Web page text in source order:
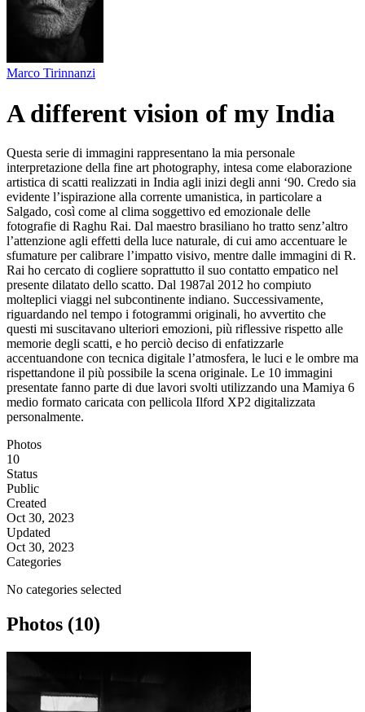
Marco Tirinnanzi
A different vision of my India
Questa serie di immagini rappresentano la mia personale
interpretazione della fine art photography, intesa come elaborazione
artistica di scatti realizzati in India agli inizi degli anni ‘90. Credo sia
evidente l’ispirazione alla corrente umanistica, in particolare a
Salgado, così come al clima soggettivo ed emozionale delle
fotografie di Raghu Rai. Dal maestro brasiliano ho tratto senz’altro
l’attenzione agli effetti della luce naturale, di cui amo accentuare le
sfumature per calibrare l’impatto visivo, mentre dalle immagini di R.
Rai ho cercato di cogliere soprattutto il suo contatto empatico nel
presente dilatato dello scatto. Dal 1987al 2012 ho compiuto
molteplici viaggi nel subcontinente indiano. Successivamente,
riguardando nel tempo i fotogrammi originali, ho avvertito che
questi mi suscitavano ulteriori emozioni, più riflessive rispetto alle
memorie degli scatti, e ho perciò deciso di enfatizzarle
accentuandone con tecnica digitale l’atmosfera, le luci e le ombre ma
rispettandone il più possibile la scena originale. Le 10 immagini
presentate fanno parte di due lavori svolti utilizzando una Mamiya 6
medio formato caricata con pellicola Ilford XP2 digitalizzata
personalmente.
Photos
10
Status
Public
Created
Oct 30, 2023
Updated
Oct 30, 2023
Categories
No categories selected
Photos (10)